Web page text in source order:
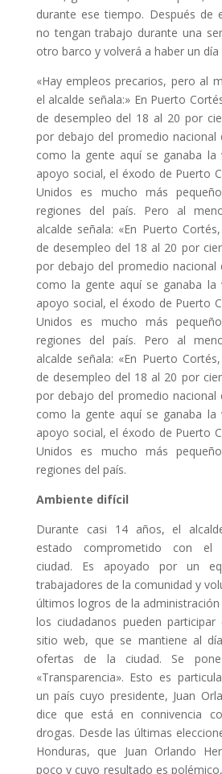
durante ese tiempo. Después de
no tengan trabajo durante una
otro barco y volverá a haber un día
«Hay empleos precarios, pero al
el alcalde señala:» En Puerto
de desempleo del 18 al 20 por
por debajo del promedio nacional
como la gente aquí se ganaba la
apoyo social, el éxodo de Puerto
Unidos es mucho más
regiones del país. Pero al
alcalde señala: «En Puerto
de desempleo del 18 al 20 por
por debajo del promedio nacional
como la gente aquí se ganaba la
apoyo social, el éxodo de Puerto
Unidos es mucho más
regiones del país. Pero al
alcalde señala: «En Puerto
de desempleo del 18 al 20 por
por debajo del promedio nacional
como la gente aquí se ganaba la
apoyo social, el éxodo de Puerto
Unidos es mucho más
regiones del país.
Ambiente difícil
Durante casi 14 años, el
estado comprometido con
ciudad. Es apoyado por un
trabajadores de la comunidad y
últimos logros de la
los ciudadanos pueden
sitio web, que se mantiene al
ofertas de la ciudad. Se
«Transparencia». Esto es
un país cuyo presidente, Juan
dice que está en connivencia
drogas. Desde las últimas
Honduras, que Juan Orlando
poco y cuyo resultado es